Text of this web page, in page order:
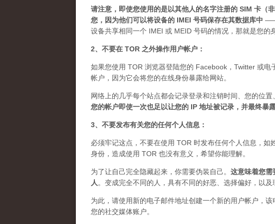
请注意，即使您使用的是以其他人的名字注册的 SIM 卡（
您，因为他们可以将设备的 IMEI 号码保存在其数据库中 ——
设备共享相同一个 IMEI 或 MEID 号码的情况，那就是您的
2、不要在 TOR 之外操作用户帐户：
如果您使用 TOR 浏览器登陆您的 Facebook，Twitter 或
帐户，因为它会将您的在线身份暴露给网站。
网络上的几乎每个站点都会记录登录和注销时间、您的位置
您的帐户即使一次也足以让您的 IP 地址被记录，并最终暴露
3、不要发布有关您的任何个人信息：
必须牢记这点，不要在使用 TOR 时发布任何个人信息，
身份，造成使用 TOR 也没有意义，希望你能理解。
为了让自己完全隐藏起来，你需要伪装自己。 这意味着您需
人 。 变成完全不同的人，具有不同的好恶、选择偏好，以及
为此，请使用新的电子邮件地址创建一个新的用户帐户，
您的社交媒体账户。